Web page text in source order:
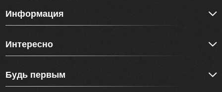
Информация
Интересно
Будь первым